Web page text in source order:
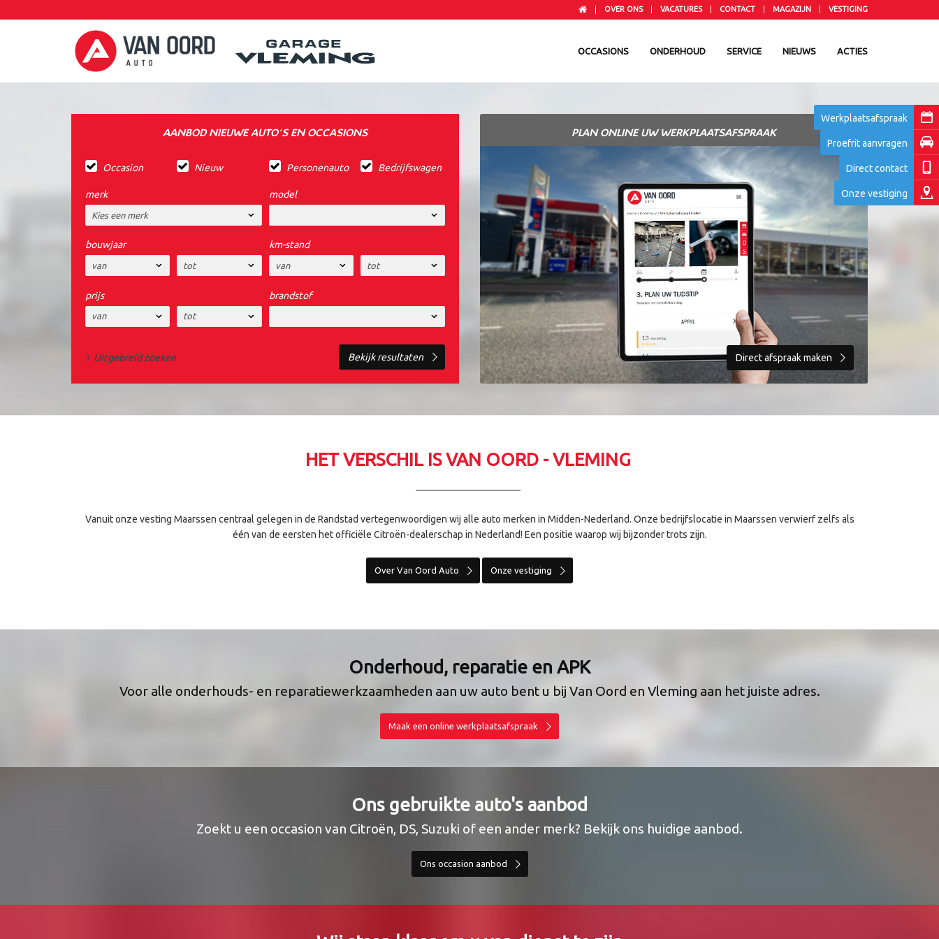
OVER ONS VACATURES CONTACT MAGAZIJN VESTIGING
OCCASIONS ONDERHOUD SERVICE NIEUWS ACTIES
PLAN ONLINE UW WERKPLAATSAFSPRAAK
Direct afspraak maken
AANBOD NIEUWE AUTO'S EN OCCASIONS
Occasion Nieuw Personenauto Bedrijfswagen
merk model
bouwjaar km-stand
prijs brandstof
Bekijkresultaten
Uitgebreid zoeken
HET VERSCHIL IS VAN OORD - VLEMING
Vanuit onze vesting Maarssen centraal gelegen in de Randstad vertegenwoordigen wij alle auto merken in Midden-Nederland. Onze bedrijfslocatie in Maarssen verwierf zelfs als
één van de eersten het officiële Citroën-dealerschap in Nederland! Een positie waarop wij bijzonder trots zijn.
Over Van Oord Auto Onze vestiging
Onderhoud, reparatie en APK
Voor alle onderhouds- en reparatiewerkzaamheden aan uw auto bent u bij Van Oord en Vleming aan het juiste adres.
Maak een online werkplaatsafspraak
Ons gebruikte auto's aanbod
Zoekt u een occasion van Citroën, DS, Suzuki of een ander merk? Bekijk ons huidige aanbod.
Ons occasion aanbod
Proefrit aanvragen
Direct contact
Onze vestiging